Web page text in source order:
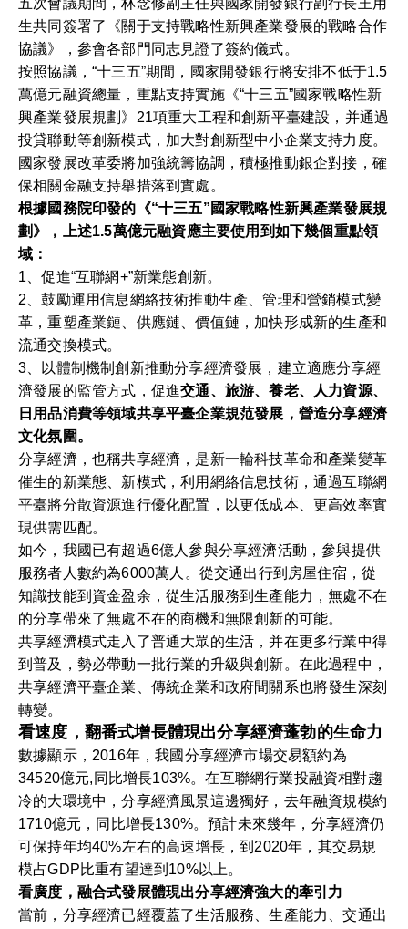
五次會議期間，林念修副主任與國家開發銀行副行長王用
生共同簽署了《關于支持戰略性新興產業發展的戰略合作
協議》，參會各部門同志見證了簽約儀式。
按照協議，“十三五”期間，國家開發銀行將安排不低于1.5
萬億元融資總量，重點支持實施《“十三五”國家戰略性新
興產業發展規劃》21項重大工程和創新平臺建設，并通過
投貸聯動等創新模式，加大對創新型中小企業支持力度。
國家發展改革委將加強統籌協調，積極推動銀企對接，確
保相關金融支持舉措落到實處。
根據國務院印發的《“十三五”國家戰略性新興產業發展規
劃》，上述1.5萬億元融資應主要使用到如下幾個重點領
域：
1、促進“互聯網+”新業態創新。
2、鼓勵運用信息網絡技術推動生產、管理和營銷模式變
革，重塑產業鏈、供應鏈、價值鏈，加快形成新的生產和
流通交換模式。
3、以體制機制創新推動分享經濟發展，建立適應分享經
濟發展的監管方式，促進交通、旅游、養老、人力資源、
日用品消費等領域共享平臺企業規范發展，營造分享經濟
文化氛圍。
分享經濟，也稱共享經濟，是新一輪科技革命和產業變革
催生的新業態、新模式，利用網絡信息技術，通過互聯網
平臺將分散資源進行優化配置，以更低成本、更高效率實
現供需匹配。
如今，我國已有超過6億人參與分享經濟活動，參與提供
服務者人數約為6000萬人。從交通出行到房屋住宿，從
知識技能到資金盈余，從生活服務到生產能力，無處不在
的分享帶來了無處不在的商機和無限創新的可能。
共享經濟模式走入了普通大眾的生活，并在更多行業中得
到普及，勢必帶動一批行業的升級與創新。在此過程中，
共享經濟平臺企業、傳統企業和政府間關系也將發生深刻
轉變。
看速度，翻番式增長體現出分享經濟蓬勃的生命力
數據顯示，2016年，我國分享經濟市場交易額約為
34520億元,同比增長103%。在互聯網行業投融資相對趨
冷的大環境中，分享經濟風景這邊獨好，去年融資規模約
1710億元，同比增長130%。預計未來幾年，分享經濟仍
可保持年均40%左右的高速增長，到2020年，其交易規
模占GDP比重有望達到10%以上。
看廣度，融合式發展體現出分享經濟強大的牽引力
當前，分享經濟已經覆蓋了生活服務、生產能力、交通出